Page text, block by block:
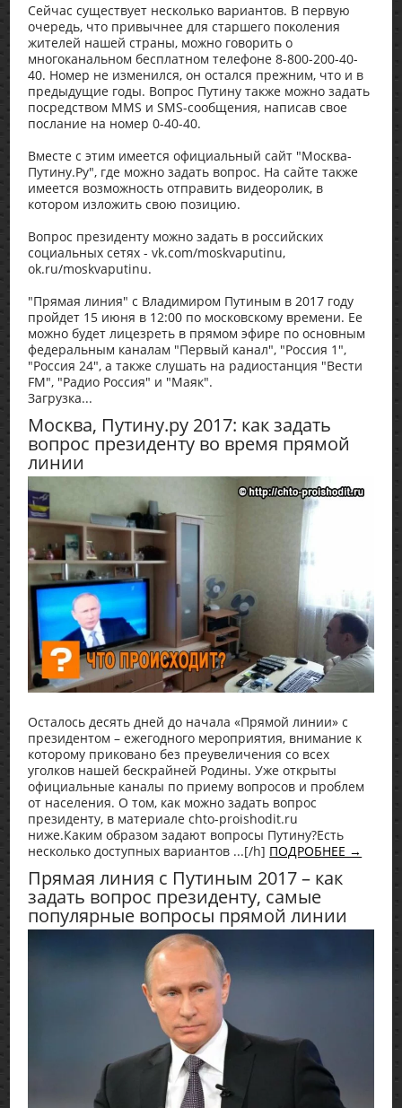
Сейчас существует несколько вариантов. В первую
очередь, что привычнее для старшего поколения
жителей нашей страны, можно говорить о
многоканальном бесплатном телефоне 8-800-200-40-
40. Номер не изменился, он остался прежним, что и в
предыдущие годы. Вопрос Путину также можно задать
посредством MMS и SMS-сообщения, написав свое
послание на номер 0-40-40.
Вместе с этим имеется официальный сайт "Москва-
Путину.Ру", где можно задать вопрос. На сайте также
имеется возможность отправить видеоролик, в
котором изложить свою позицию.
Вопрос президенту можно задать в российских
социальных сетях - vk.com/moskvaputinu,
ok.ru/moskvaputinu.
"Прямая линия" с Владимиром Путиным в 2017 году
пройдет 15 июня в 12:00 по московскому времени. Ее
можно будет лицезреть в прямом эфире по основным
федеральным каналам "Первый канал", "Россия 1",
"Россия 24", а также слушать на радиостанция "Вести
FM", "Радио Россия" и "Маяк".
Загрузка...
Москва, Путину.ру 2017: как задать
вопрос президенту во время прямой
линии
Осталось десять дней до начала «Прямой линии» с
президентом – ежегодного мероприятия, внимание к
которому приковано без преувеличения со всех
уголков нашей бескрайней Родины. Уже открыты
официальные каналы по приему вопросов и проблем
от населения. О том, как можно задать вопрос
президенту, в материале chto-proishodit.ru
ниже.Каким образом задают вопросы Путину?Есть
несколько доступных вариантов ...[/h] ПОДРОБНЕЕ →
Прямая линия с Путиным 2017 – как
задать вопрос президенту, самые
популярные вопросы прямой линии